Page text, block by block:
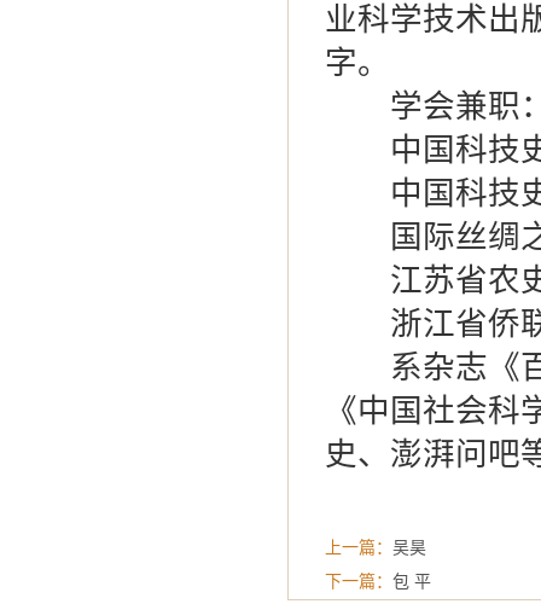
业科学技术出
字。
学会兼职
中国科技史
中国科技史
国际丝绸之
江苏省农史
浙江省侨联
系杂志《百
《中国社会
史、澎湃问吧
上一篇： 吴昊
下一篇： 包 平